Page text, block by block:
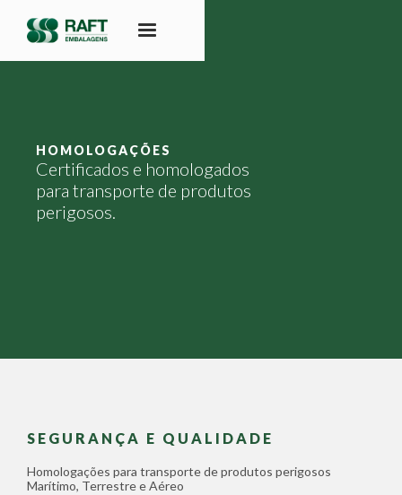
HOMOLOGAÇÕES
Certificados e homologados
para transporte de produtos
perigosos.
SEGURANÇA E QUALIDADE
Homologações para transporte de produtos perigosos
Marítimo, Terrestre e Aéreo